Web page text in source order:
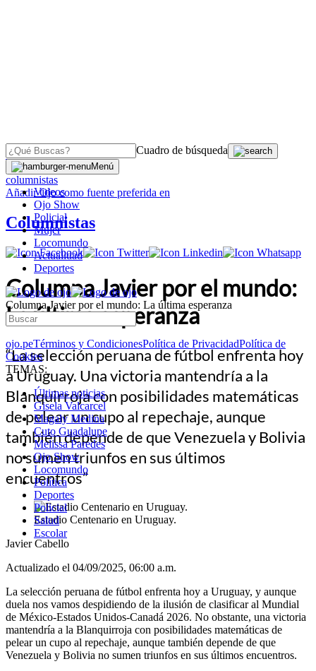
Cuadro de búsqueda
Menú
Videos
Ojo Show
Policial
Mujer
Locomundo
Actualidad
Deportes
Columna Javier por el mundo: La última esperanza
ojo.peTérminos y CondicionesPolítica de PrivacidadPolítica de
Cookies
TEMAS:
Últimas noticias
Gisela Valcarcel
Magaly Medina
Cuto Guadalupe
Melissa Paredes
Ojo Show
Locomundo
Política
Deportes
Policial
Salud
Escolar
OJO
columnistas
AñadirOjocomo fuente preferida en
Columnistas
Columna Javier por el mundo:
La última esperanza
“La selección peruana de fútbol enfrenta hoy
a Uruguay. Una victoria mantendría a la
Blanquirroja con posibilidades matemáticas
de pelear un cupo al repechaje, aunque
también depende de que Venezuela y Bolivia
no sumen triunfos en sus últimos
encuentros”
Estadio Centenario en Uruguay.
Javier Cabello
Actualizado el 04/09/2025, 06:00 a.m.
La selección peruana de fútbol enfrenta hoy a Uruguay, y aunque
duela nos vamos despidiendo de la ilusión de clasificar al Mundial
de México-Estados Unidos-Canadá 2026. No obstante, una victoria
mantendría a la Blanquirroja con posibilidades matemáticas de
pelear un cupo al repechaje, aunque también depende de que
Venezuela y Bolivia no sumen triunfos en sus últimos encuentros.